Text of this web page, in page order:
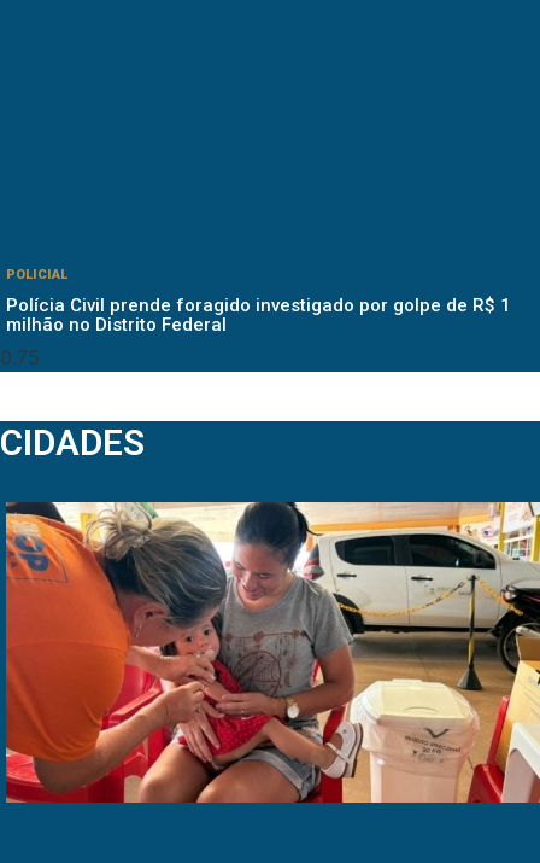
POLICIAL
Polícia Civil prende foragido investigado por golpe de R$ 1
milhão no Distrito Federal
CIDADES